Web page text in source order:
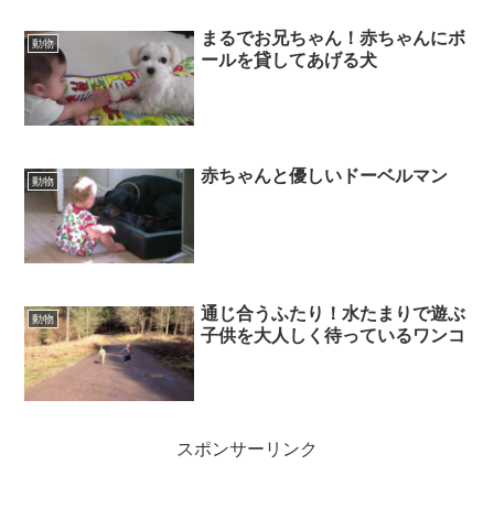
動物
まるでお兄ちゃん！赤ちゃんにボ
ールを貸してあげる犬
動物 赤ちゃんと優しいドーベルマン
動物
通じ合うふたり！水たまりで遊ぶ
子供を大人しく待っているワンコ
スポンサーリンク